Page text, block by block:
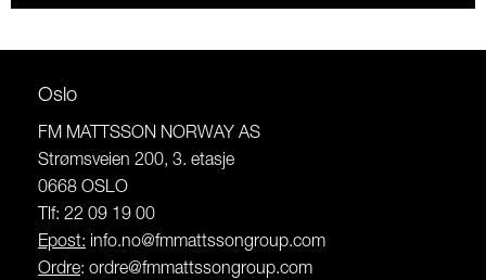
Oslo
FM MATTSSON NORWAY AS
Strømsveien 200, 3. etasje
0668 OSLO
Tlf: 22 09 19 00
Epost: info.no@fmmattssongroup.com
Ordre: ordre@fmmattssongroup.com